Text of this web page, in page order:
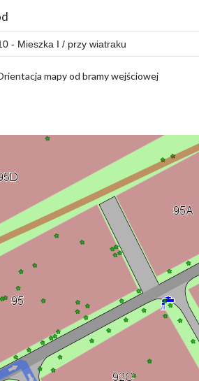
mapy od bramy wejściowej